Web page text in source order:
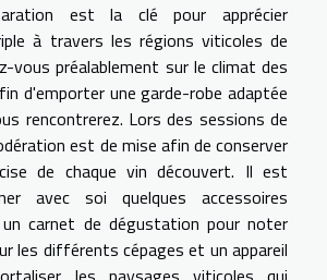
est la clé pour apprécier
à travers les régions viticoles de
vous préalablement sur le climat des
d'emporter une garde-robe adaptée
rencontrerez. Lors des sessions de
est de mise afin de conserver
de chaque vin découvert. Il est
avec soi quelques accessoires
carnet de dégustation pour noter
les différents cépages et un appareil